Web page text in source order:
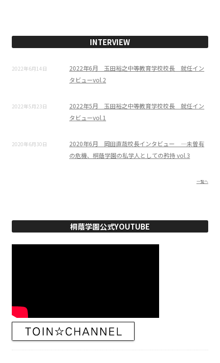
INTERVIEW
2022年6月14日
2022年6月 玉田裕之中等教育学校校長 就任イン
タビューvol.2
2022年5月23日
2022年5月 玉田裕之中等教育学校校長 就任イン
タビューvol.1
2020年6月30日
2020年6月 岡田直哉校長インタビュー ―未曽有
の危機、桐蔭学園の私学人としての矜持 vol.3
一覧へ
桐蔭学園公式YOUTUBE